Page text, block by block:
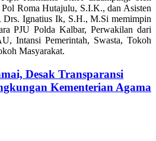
Roma Hutajulu, S.I.K., dan Asisten
Ignatius Ik, S.H., M.Si memimpin
PJU Polda Kalbar, Perwakilan dari
Pemerintah, Swasta, Tokoh
Masyarakat.
Desak Transparansi
Kementerian Agama